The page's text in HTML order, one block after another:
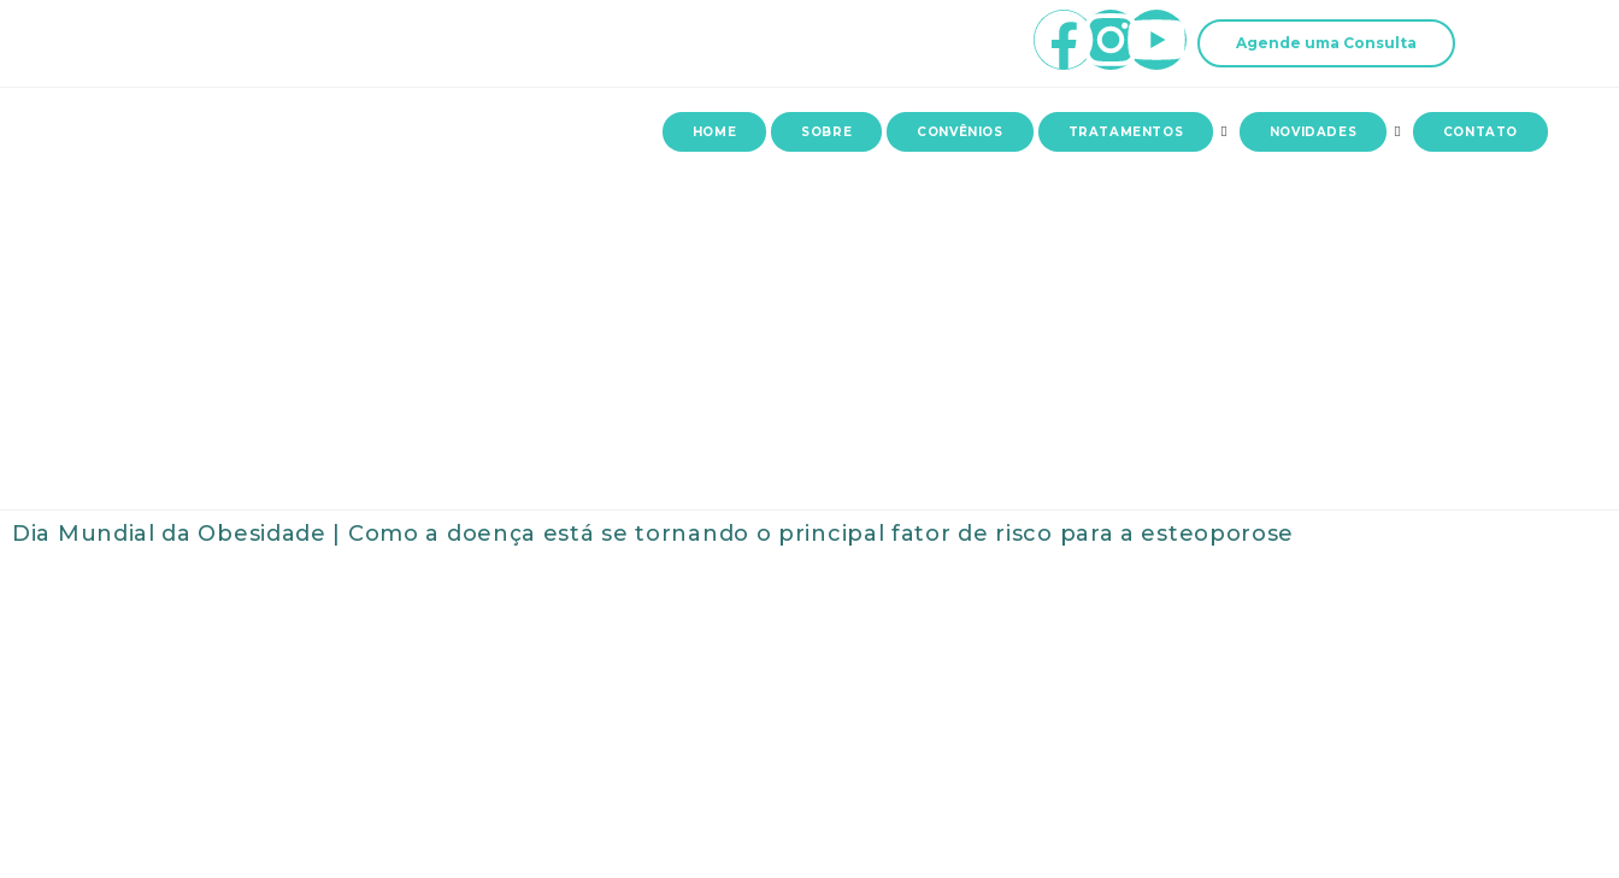
Agende uma Consulta
HOME SOBRE CONVÊNIOS TRATAMENTOS NOVIDADES CONTATO
Dia Mundial da Obesidade | Como a doença está se tornando o principal fator de risco para a esteoporose